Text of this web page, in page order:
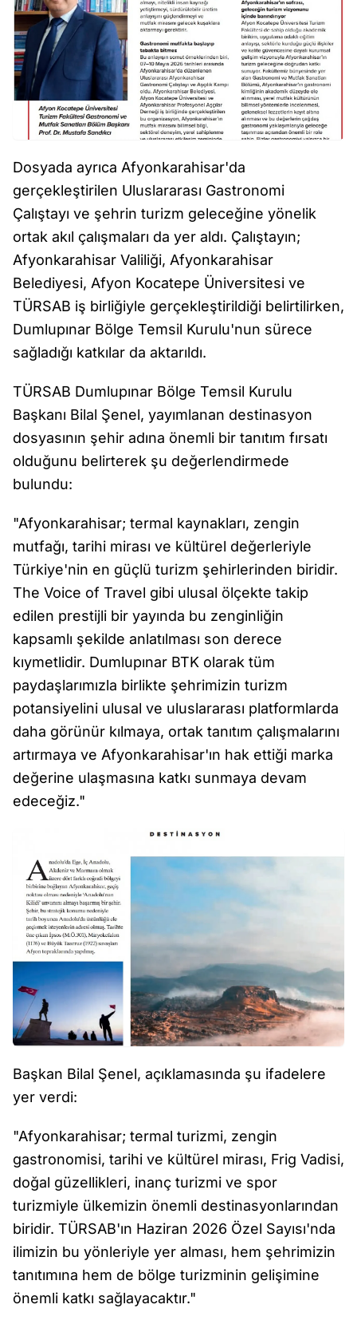
Dosyada ayrıca Afyonkarahisar'da
gerçekleştirilen Uluslararası Gastronomi
Çalıştayı ve şehrin turizm geleceğine yönelik
ortak akıl çalışmaları da yer aldı. Çalıştayın;
Afyonkarahisar Valiliği, Afyonkarahisar
Belediyesi, Afyon Kocatepe Üniversitesi ve
TÜRSAB iş birliğiyle gerçekleştirildiği belirtilirken,
Dumlupınar Bölge Temsil Kurulu'nun sürece
sağladığı katkılar da aktarıldı.
TÜRSAB Dumlupınar Bölge Temsil Kurulu
Başkanı Bilal Şenel, yayımlanan destinasyon
dosyasının şehir adına önemli bir tanıtım fırsatı
olduğunu belirterek şu değerlendirmede
bulundu:
"Afyonkarahisar; termal kaynakları, zengin
mutfağı, tarihi mirası ve kültürel değerleriyle
Türkiye'nin en güçlü turizm şehirlerinden biridir.
The Voice of Travel gibi ulusal ölçekte takip
edilen prestijli bir yayında bu zenginliğin
kapsamlı şekilde anlatılması son derece
kıymetlidir. Dumlupınar BTK olarak tüm
paydaşlarımızla birlikte şehrimizin turizm
potansiyelini ulusal ve uluslararası platformlarda
daha görünür kılmaya, ortak tanıtım çalışmalarını
artırmaya ve Afyonkarahisar'ın hak ettiği marka
değerine ulaşmasına katkı sunmaya devam
edeceğiz."
Başkan Bilal Şenel, açıklamasında şu ifadelere
yer verdi:
"Afyonkarahisar; termal turizmi, zengin
gastronomisi, tarihi ve kültürel mirası, Frig Vadisi,
doğal güzellikleri, inanç turizmi ve spor
turizmiyle ülkemizin önemli destinasyonlarından
biridir. TÜRSAB'ın Haziran 2026 Özel Sayısı'nda
ilimizin bu yönleriyle yer alması, hem şehrimizin
tanıtımına hem de bölge turizminin gelişimine
önemli katkı sağlayacaktır."